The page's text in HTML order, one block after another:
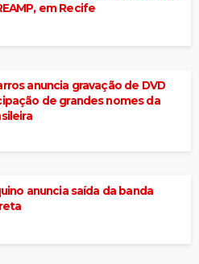
em Recife
anuncia gravação de DVD
de grandes nomes da
anuncia saída da banda